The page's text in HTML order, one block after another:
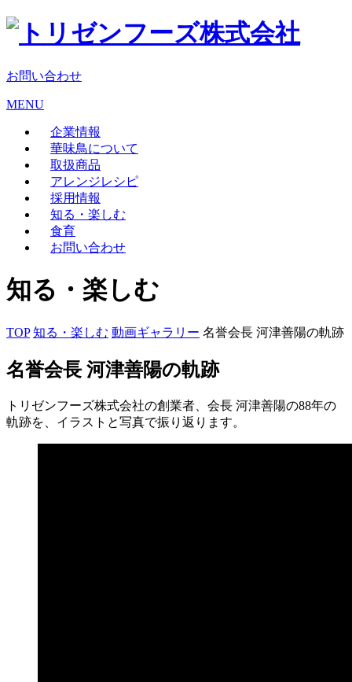
お問い合わせ
MENU
企業情報
華味鳥について
取扱商品
アレンジレシピ
採用情報
知る・楽しむ
食育
お問い合わせ
知る・楽しむ
TOP 知る・楽しむ 動画ギャラリー 名誉会長 河津善陽の軌跡
名誉会長 河津善陽の軌跡
トリゼンフーズ株式会社の創業者、会長 河津善陽の88年の
軌跡を、イラストと写真で振り返ります。